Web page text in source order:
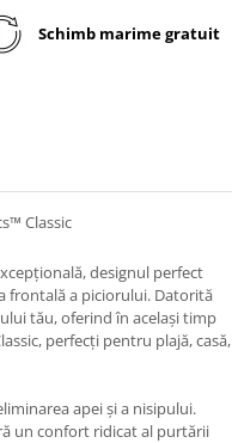
Schimb marime gratuit
Classic
designul perfect
frontală a piciorului. Datorită
tău, oferind în același timp
perfecți pentru plajă, casă,
apei și a nisipului.
un confort ridicat al purtării